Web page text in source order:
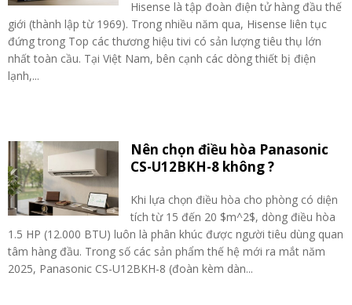
Hisense là tập đoàn điện tử hàng đầu thế
giới (thành lập từ 1969). Trong nhiều năm qua, Hisense liên tục
đứng trong Top các thương hiệu tivi có sản lượng tiêu thụ lớn
nhất toàn cầu. Tại Việt Nam, bên cạnh các dòng thiết bị điện
lạnh,...
Nên chọn điều hòa Panasonic
CS-U12BKH-8 không ?
Khi lựa chọn điều hòa cho phòng có diện
tích từ 15 đến 20 $m^2$, dòng điều hòa
1.5 HP (12.000 BTU) luôn là phân khúc được người tiêu dùng quan
tâm hàng đầu. Trong số các sản phẩm thế hệ mới ra mắt năm
2025, Panasonic CS-U12BKH-8 (đoàn kèm dàn...